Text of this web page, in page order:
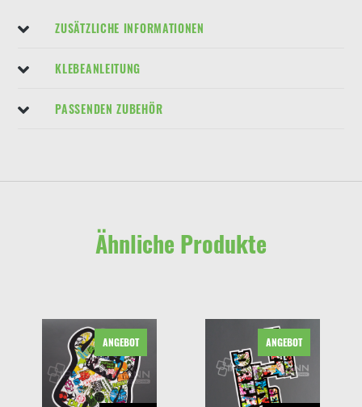
ZUSÄTZLICHE INFORMATIONEN
KLEBEANLEITUNG
PASSENDEN ZUBEHÖR
Ähnliche Produkte
ANGEBOT ANGEBOT